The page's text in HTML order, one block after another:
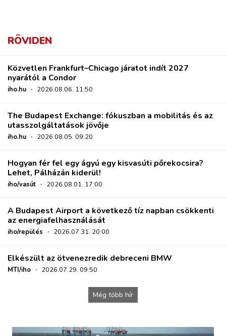
RÖVIDEN
Közvetlen Frankfurt–Chicago járatot indít 2027
nyarától a Condor
iho.hu · 2026.08.06. 11:50
The Budapest Exchange: fókuszban a mobilitás és az
utasszolgáltatások jövője
iho.hu · 2026.08.05. 09:20
Hogyan fér fel egy ágyú egy kisvasúti pőrekocsira?
Lehet, Pálházán kiderül!
iho/vasút · 2026.08.01. 17:00
A Budapest Airport a következő tíz napban csökkenti
az energiafelhasználását
iho/repülés · 2026.07.31. 20:00
Elkészült az ötvenezredik debreceni BMW
MTI/iho · 2026.07.29. 09:50
Még több hír